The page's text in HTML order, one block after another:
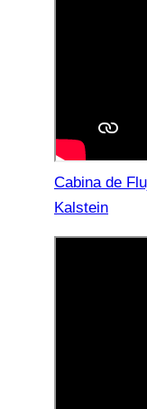
Cabina de
Kalstein